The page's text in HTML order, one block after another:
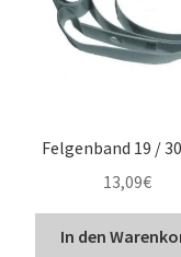
Felgenband 19 /
13,09€
In den